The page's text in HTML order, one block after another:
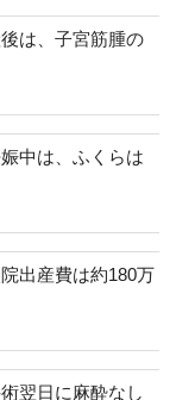
は、子宮筋腫の
中は、ふくらは
出産費は約180万
翌日に麻酔なし